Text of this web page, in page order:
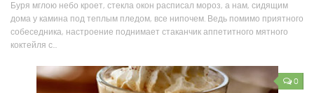
Буря мглою небо кроет, стекла окон расписал мороз, а нам, сидящим
дома у камина под теплым пледом, все нипочем. Ведь помимо приятного
собеседника, настроение поднимает стаканчик аппетитного мятного
коктейля с...
0